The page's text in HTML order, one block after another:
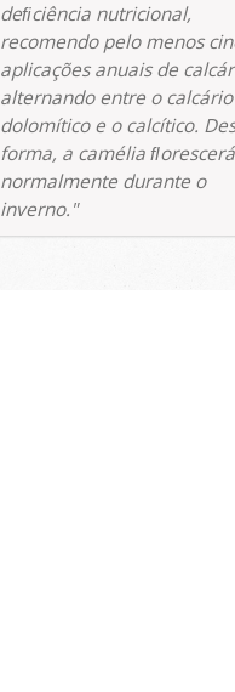
deﬁciência nutricional,
recomendo pelo menos
aplicações anuais de
alternando entre o calcário
dolomítico e o calcítico.
forma, a camélia ﬂorescerá
normalmente durante o
inverno.